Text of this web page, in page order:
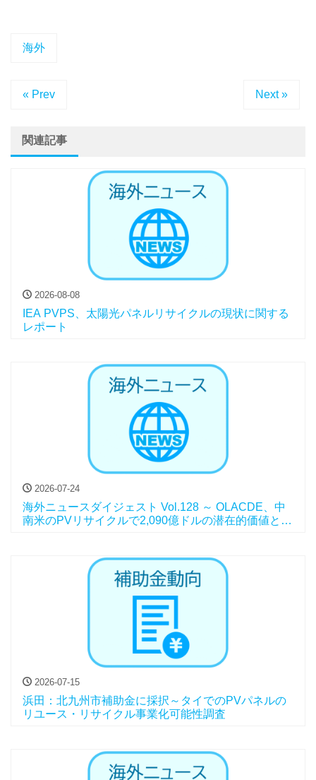
海外
« Prev Next »
関連記事
2026-08-08
IEA PVPS、太陽光パネルリサイクルの現状に関する
レポート
2026-07-24
海外ニュースダイジェスト Vol.128 ～ OLACDE、中
南米のPVリサイクルで2,090億ドルの潜在的価値と報
2026-07-15
浜田：北九州市補助金に採択～タイでのPVパネルの
リユース・リサイクル事業化可能性調査